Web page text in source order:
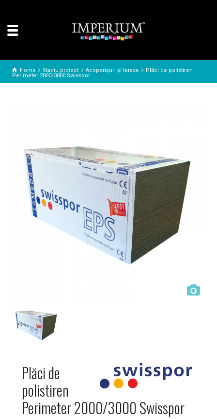
Home Stadiu proiect Acoperișuri și terase
Plăci de polistiren
Perimeter 2000/3000 Swisspor
Plăci de
polistiren
Perimeter 2000/3000 Swisspor